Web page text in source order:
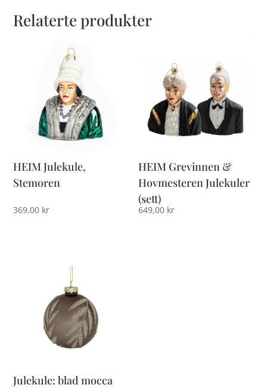
Relaterte produkter
HEIM Julekule,
Stemoren
369,00 kr
HEIM Grevinnen &
Hovmesteren Julekuler
(sett)
649,00 kr
Julekule: blad mocca